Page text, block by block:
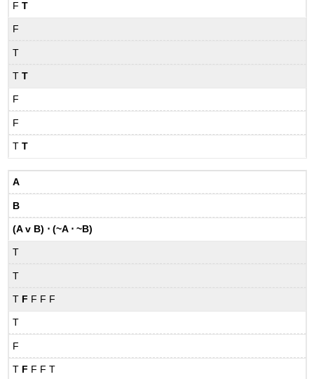
FT
F
T
TT
F
F
TT
A
B
(A v B) ⋅ (~A ⋅ ~B)
T
T
T F F F F
T
F
T F F F T